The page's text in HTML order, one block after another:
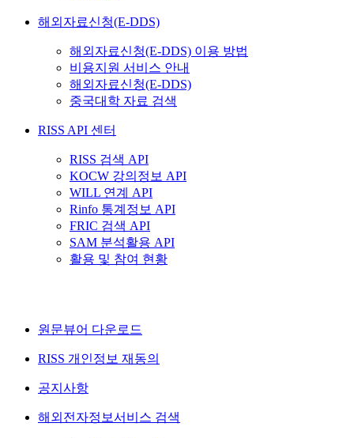
해외자료신청(E-DDS)
해외자료신청(E-DDS) 이용 방법
비용지원 서비스 안내
해외자료신청(E-DDS)
중국대학 자료 검색
RISS API 센터
RISS 검색 API
KOCW 강의정보 API
WILL 연계 API
Rinfo 통계정보 API
FRIC 검색 API
SAM 분석활용 API
활용 및 참여 현황
원문뷰어 다운로드
RISS 개인정보 재동의
공지사항
해외전자정보서비스 검색